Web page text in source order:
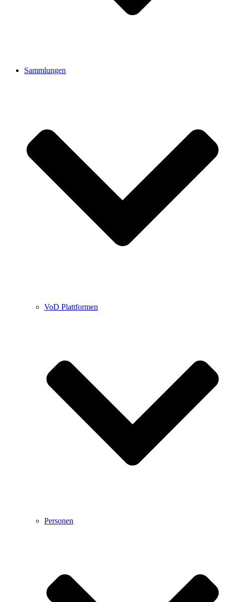
Sammlungen
VoD Plattformen
Personen